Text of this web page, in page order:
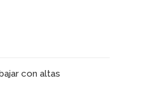
con altas